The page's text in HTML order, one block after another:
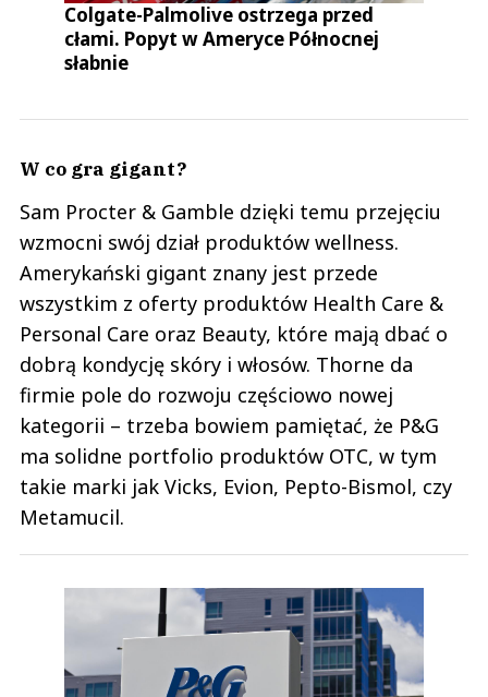
Colgate-Palmolive ostrzega przed
cłami. Popyt w Ameryce Północnej
słabnie
W co gra gigant?
Sam Procter & Gamble dzięki temu przejęciu
wzmocni swój dział produktów wellness.
Amerykański gigant znany jest przede
wszystkim z oferty produktów Health Care &
Personal Care oraz Beauty, które mają dbać o
dobrą kondycję skóry i włosów. Thorne da
firmie pole do rozwoju częściowo nowej
kategorii – trzeba bowiem pamiętać, że P&G
ma solidne portfolio produktów OTC, w tym
takie marki jak Vicks, Evion, Pepto-Bismol, czy
Metamucil.